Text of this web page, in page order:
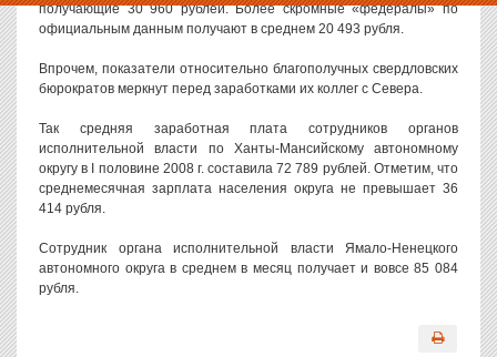
получающие 30 960 рублей. Более скромные «федералы» по
официальным данным получают в среднем 20 493 рубля.
Впрочем, показатели относительно благополучных свердловских
бюрократов меркнут перед заработками их коллег с Севера.
Так средняя заработная плата сотрудников органов
исполнительной власти по Ханты-Мансийскому автономному
округу в I половине 2008 г. составила 72 789 рублей. Отметим, что
среднемесячная зарплата населения округа не превышает 36
414 рубля.
Сотрудник органа исполнительной власти Ямало-Ненецкого
автономного округа в среднем в месяц получает и вовсе 85 084
рубля.